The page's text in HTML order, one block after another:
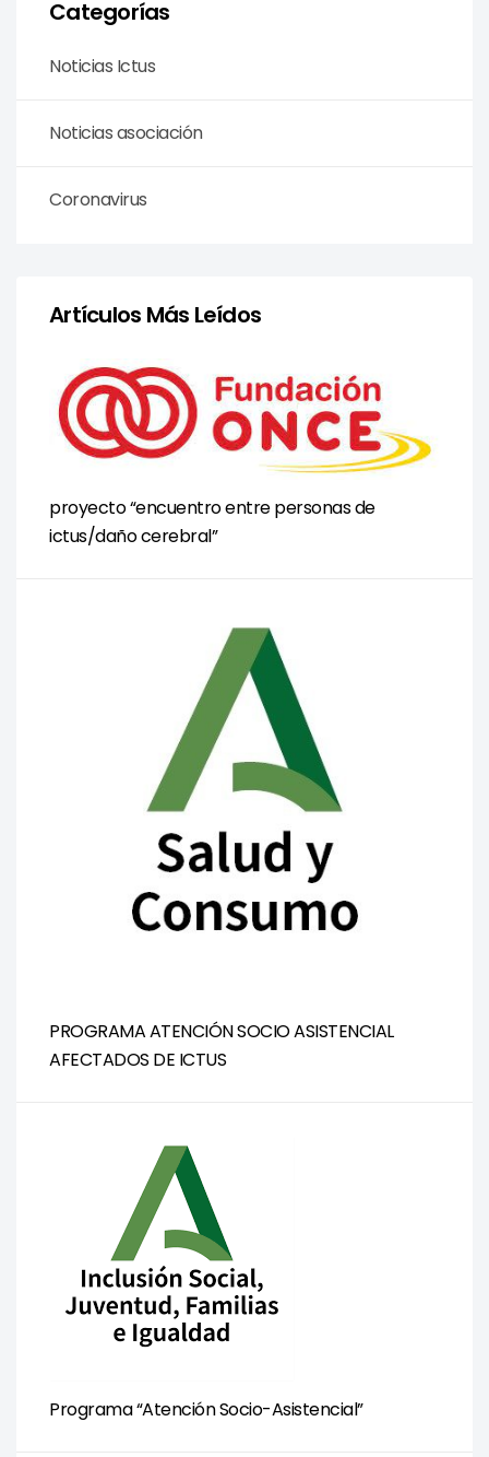
Categorías
Noticias Ictus
Noticias asociación
Coronavirus
Artículos Más Leídos
proyecto “encuentro entre personas de
ictus/daño cerebral”
PROGRAMA ATENCIÓN SOCIO ASISTENCIAL
AFECTADOS DE ICTUS
Programa “Atención Socio-Asistencial”